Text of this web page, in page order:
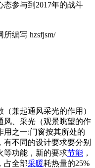
参与到2017年的战斗
编写 hzsfjsm/
兼起通风采光的作用）
、采光（观景眺望的作
之一:门窗按其所处的
不同的设计要求要分别
等功能，新的要求节能 ，
占全部采暖耗热量的25%